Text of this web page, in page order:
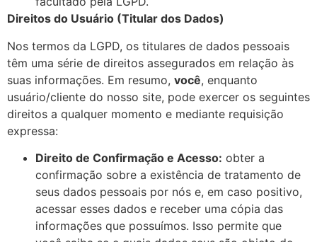
Direitos do Usuário (Titular dos Dados)
Nos termos da LGPD, os titulares de dados pessoais
têm uma série de direitos assegurados em relação às
suas informações. Em resumo, você, enquanto
usuário/cliente do nosso site, pode exercer os seguintes
direitos a qualquer momento e mediante requisição
expressa:
Direito de Confirmação e Acesso: obter a
confirmação sobre a existência de tratamento de
seus dados pessoais por nós e, em caso positivo,
acessar esses dados e receber uma cópia das
informações que possuímos. Isso permite que